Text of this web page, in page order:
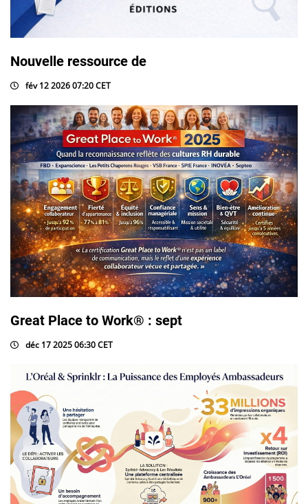
Nouvelle ressource de
fév 12 2026 07:20 CET
Great Place to Work® : sept
déc 17 2025 06:30 CET